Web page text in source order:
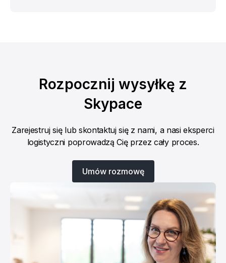
Rozpocznij wysyłkę z
Skypace
Zarejestruj się lub skontaktuj się z nami, a nasi eksperci
logistyczni poprowadzą Cię przez cały proces.
Umów rozmowę